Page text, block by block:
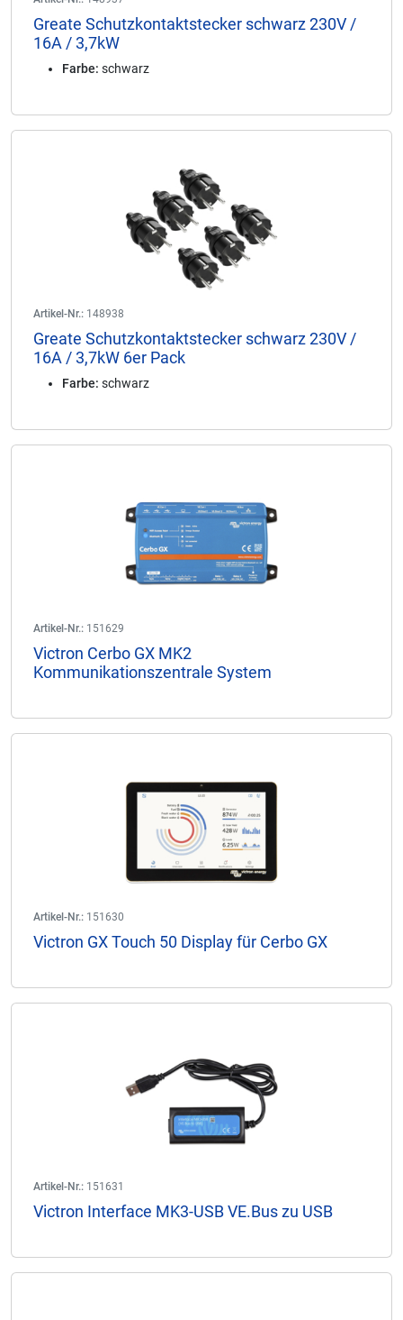
Greate Schutzkontaktstecker schwarz 230V /
16A / 3,7kW
Farbe: schwarz
Artikel-Nr.: 148938
Greate Schutzkontaktstecker schwarz 230V /
16A / 3,7kW 6er Pack
Farbe: schwarz
Artikel-Nr.: 151629
Victron Cerbo GX MK2
Kommunikationszentrale System
Artikel-Nr.: 151630
Victron GX Touch 50 Display für Cerbo GX
Artikel-Nr.: 151631
Victron Interface MK3-USB VE.Bus zu USB